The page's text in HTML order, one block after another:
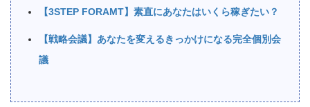
【3STEP FORAMT】素直にあなたはいくら稼ぎたい？
【戦略会議】あなたを変えるきっかけになる完全個別会
議